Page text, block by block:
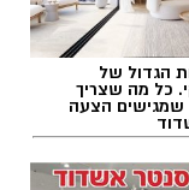
הגדול של
כל מה שצריך
שמגישים הצעה